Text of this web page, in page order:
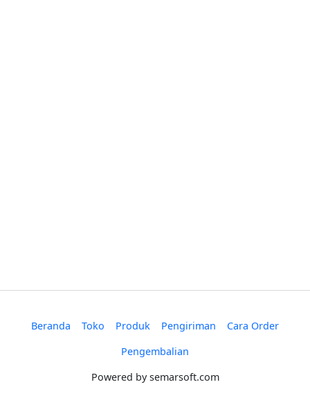
Beranda Toko Produk Pengiriman
Cara Order
Pengembalian
Powered bysemarsoft.com